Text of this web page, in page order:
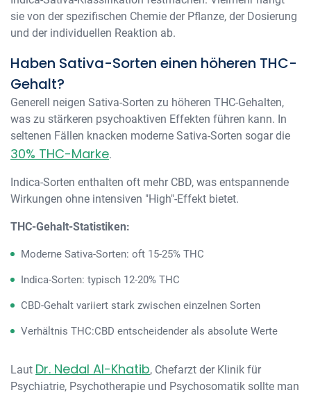
sie von der spezifischen Chemie der Pflanze, der Dosierung
und der individuellen Reaktion ab.
Haben Sativa-Sorten einen höheren THC-
Gehalt?
Generell neigen Sativa-Sorten zu höheren THC-Gehalten,
was zu stärkeren psychoaktiven Effekten führen kann. In
seltenen Fällen knacken moderne Sativa-Sorten sogar die
30% THC-Marke.
Indica-Sorten enthalten oft mehr CBD, was entspannende
Wirkungen ohne intensiven "High"-Effekt bietet.
THC-Gehalt-Statistiken:
Moderne Sativa-Sorten: oft 15-25% THC
Indica-Sorten: typisch 12-20% THC
CBD-Gehalt variiert stark zwischen einzelnen Sorten
Verhältnis THC:CBD entscheidender als absolute Werte
Laut Dr. Nedal Al-Khatib, Chefarzt der Klinik für
Psychiatrie, Psychotherapie und Psychosomatik sollte man